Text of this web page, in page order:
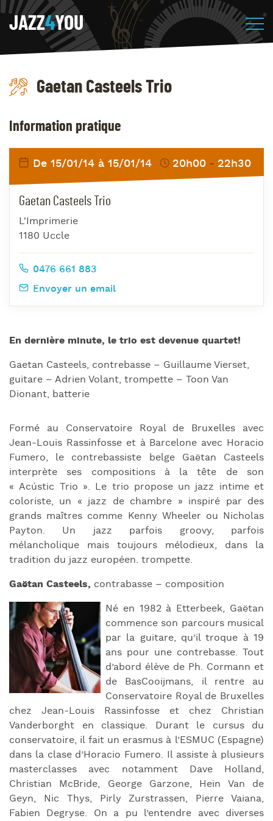
JAZZ4YOU
Gaetan Casteels Trio
En dernière minute, le trio est devenue quartet!
Gaetan Casteels, contrebasse – Guillaume Vierset,
guitare – Adrien Volant, trompette – Toon Van
Dionant, batterie
Formé au Conservatoire Royal de Bruxelles avec
Jean-Louis Rassinfosse et à Barcelone avec Horacio
Fumero, le contrebassiste belge Gaëtan Casteels
interprète ses compositions à la tête de son
« Acústic Trio ». Le trio propose un jazz intime et
coloriste, un « jazz de chambre » inspiré par des
grands maîtres comme Kenny Wheeler ou Nicholas
Payton. Un jazz parfois groovy, parfois
mélancholique mais toujours mélodieux, dans la
tradition du jazz européen. trompette.
Gaëtan Casteels, contrabasse – composition
Né en 1982 à Etterbeek, Gaëtan
commence son parcours musical
par la guitare, qu’il troque à 19
ans pour une contrebasse. Tout
d’abord élève de Ph. Cormann et
de BasCooijmans, il rentre au
Conservatoire Royal de Bruxelles
chez Jean-Louis Rassinfosse et chez Christian
Vanderborght en classique. Durant le cursus du
conservatoire, il fait un erasmus à l’ESMUC (Espagne)
dans la clase d’Horacio Fumero. Il assiste à plusieurs
masterclasses avec notamment Dave Holland,
Christian McBride, George Garzone, Hein Van de
Geyn, Nic Thys, Pirly Zurstrassen, Pierre Vaiana,
Fabien Degryse. On a pu l’entendre avec diverses
Information pratique
De 15/01/14 à 15/01/14 20h00 22h30
Gaetan Casteels Trio
L'Imprimerie
1180 Uccle
0476 661 883
Envoyer un email